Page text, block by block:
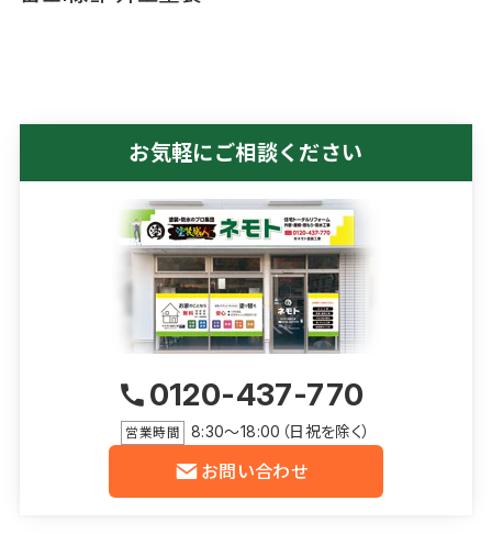
お気軽にご相談ください
0120-437-770
営業時間 8:30～18:00（日祝を除く）
お問い合わせ